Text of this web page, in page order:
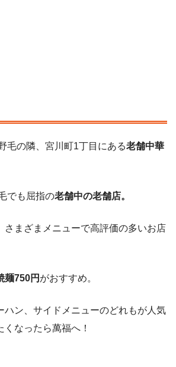
毛の隣、宮川町1丁目にある老舗中華
でも屈指の老舗中の老舗店。
さまざまメニューで高評価の多いお店
麺750円 がおすすめ。
ハン、サイドメニューのどれもが人気
なったら萬福へ！